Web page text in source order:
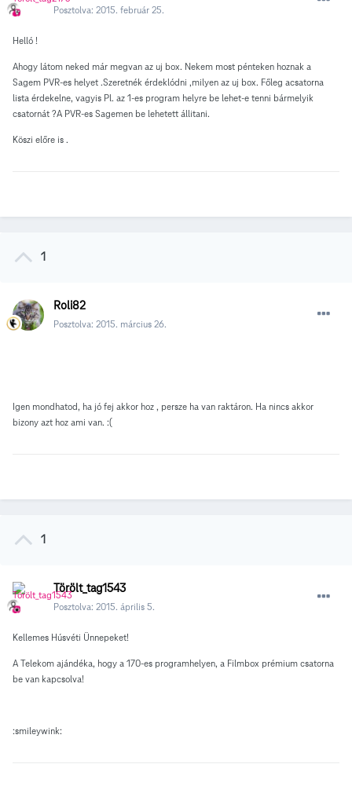
Posztolva: 2015. február 25.
Helló !
Ahogy látom neked már megvan az uj box. Nekem most pénteken hoznak a
Sagem PVR-es helyet .Szeretnék érdeklódni ,milyen az uj box. Főleg acsatorna
lista érdekelne, vagyis Pl. az 1-es program helyre be lehet-e tenni bármelyik
csatornát ?A PVR-es Sagemen be lehetett állitani.
Köszi előre is .
1
Roli82
Posztolva: 2015. március 26.
Igen mondhatod, ha jó fej akkor hoz , persze ha van raktáron. Ha nincs akkor
bizony azt hoz ami van. :(
1
Törölt_tag1543
Posztolva: 2015. április 5.
Kellemes Húsvéti Ünnepeket!
A Telekom ajándéka, hogy a 170-es programhelyen, a Filmbox prémium csatorna
be van kapcsolva!
:smileywink: